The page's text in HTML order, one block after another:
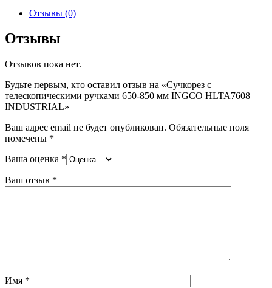
Отзывы (0)
Отзывы
Отзывов пока нет.
Будьте первым, кто оставил отзыв на «Сучкорез с
телескопическими ручками 650-850 мм INGCO HLTA7608
INDUSTRIAL»
Ваш адрес email не будет опубликован. Обязательные поля
помечены *
Ваша оценка *
Ваш отзыв *
Имя *